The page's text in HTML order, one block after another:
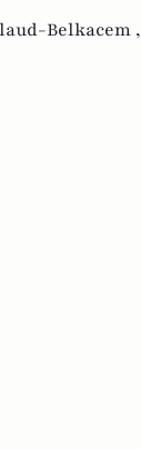
Belkacem ,